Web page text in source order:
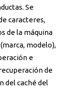
Se
caracteres,
de la máquina
modelo),
e
de
del caché del